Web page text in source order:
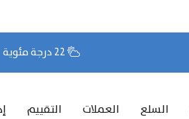
22 درجة مئوية
السلع العملات التقييم